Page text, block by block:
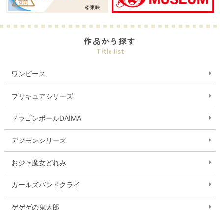
作品から探す
Title list
ワンピース
プリキュアシリーズ
ドラゴンボールDAIMA
デジモンシリーズ
おジャ魔女どれみ
ガールズバンドクライ
ゲゲゲの鬼太郎